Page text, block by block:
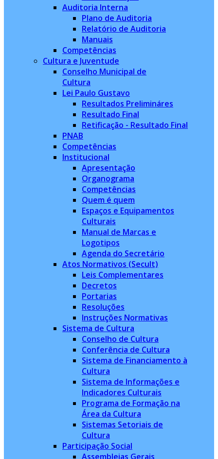
Auditoria Interna
Plano de Auditoria
Relatório de Auditoria
Manuais
Competências
Cultura e Juventude
Conselho Municipal de
Cultura
Lei Paulo Gustavo
Resultados Prelimináres
Resultado Final
Retificação - Resultado Final
PNAB
Competências
Institucional
Apresentação
Organograma
Competências
Quem é quem
Espaços e Equipamentos
Culturais
Manual de Marcas e
Logotipos
Agenda do Secretário
Atos Normativos (Secult)
Leis Complementares
Decretos
Portarias
Resoluções
Instruções Normativas
Sistema de Cultura
Conselho de Cultura
Conferência de Cultura
Sistema de Financiamento à
Cultura
Sistema de Informações e
Indicadores Culturais
Programa de Formação na
Área da Cultura
Sistemas Setoriais de
Cultura
Participação Social
Assembleias Gerais